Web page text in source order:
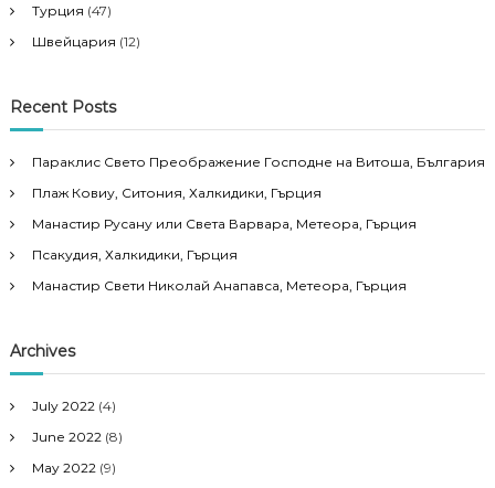
Турция (47)
Швейцария (12)
Recent Posts
Параклис Свето Преображение Господне на Витоша, България
Плаж Ковиу, Ситония, Халкидики, Гърция
Манастир Русану или Света Варвара, Метеора, Гърция
Псакудия, Халкидики, Гърция
Манастир Свети Николай Анапавса, Метеора, Гърция
Archives
July 2022 (4)
June 2022 (8)
May 2022 (9)